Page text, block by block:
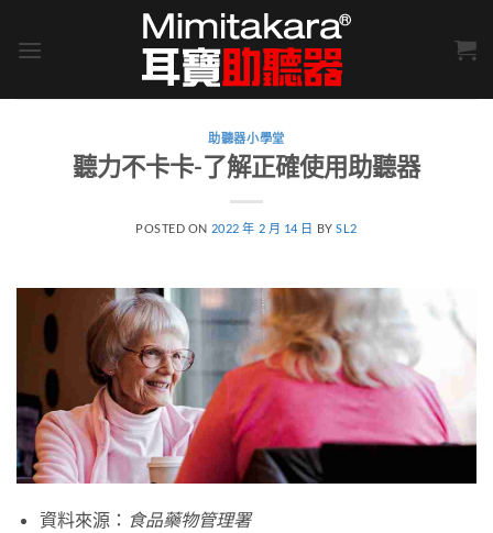
助聽器小學堂
聽力不卡卡-了解正確使用助聽器
POSTED ON 2022 年 2 月 14 日 BYSL2
資料來源： 食品藥物管理署